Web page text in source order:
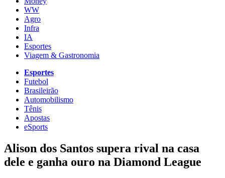
WW
Agro
Infra
IA
Esportes
Viagem & Gastronomia
Esportes
Futebol
Brasileirão
Automobilismo
Tênis
Apostas
eSports
Alison dos Santos supera rival na casa
dele e ganha ouro na Diamond League